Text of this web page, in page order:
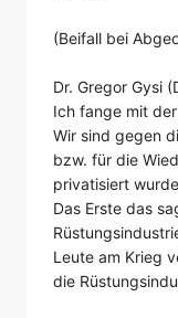
(Beifall bei
Dr. Gregor Gysi
Ich fange mit
Wir sind gegen
bzw. für die
privatisiert
Das Erste das
Leute am Krieg
die